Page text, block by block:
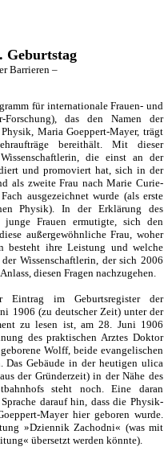
Geburtstag
Barrieren –
für internationale Frauen- und
Forschung), das den Namen der
Maria Goeppert-Mayer, trägt
bereithält. Mit dieser
die einst an der
und promoviert hat, sich in der
als zweite Frau nach Marie Curie-
ausgezeichnet wurde (als erste
Physik). In der Erklärung des
junge Frauen ermutigte, sich den
außergewöhnliche Frau, woher
besteht ihre Leistung und welche
Wissenschaftlerin, der sich 2006
diesen Fragen nachzugehen.
im Geburtsregister der
1906 (zu deutscher Zeit) unter der
zu lesen ist, am 28. Juni 1906
des praktischen Arztes Doktor
Wolff, beide evangelischen
Das Gebäude in der heutigen ulica
der Gründerzeit) in der Nähe des
steht noch. Eine daran
darauf hin, dass die Physik-
Mayer hier geboren wurde.
»Dziennik Zachodni« (was mit
übersetzt werden könnte).